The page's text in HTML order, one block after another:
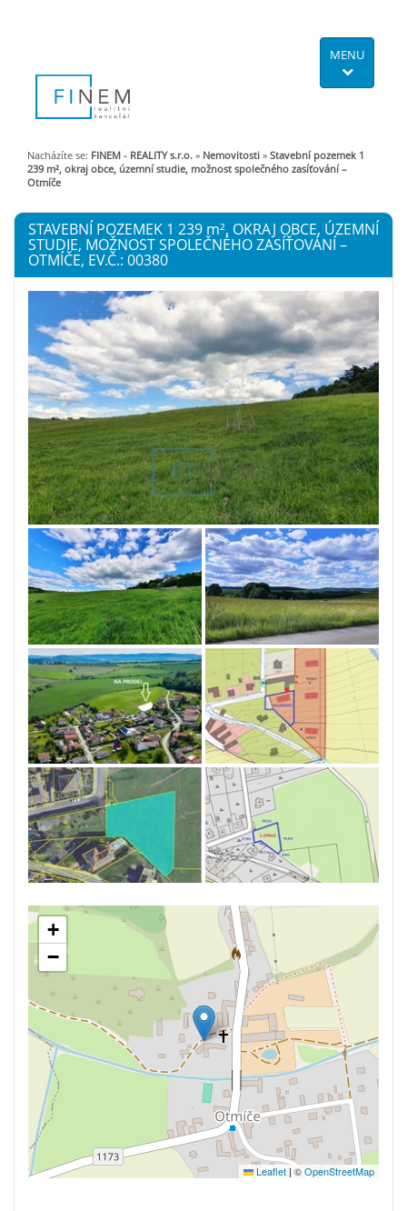
MENU
Nacházíte se: FINEM - REALITY s.r.o. » Nemovitosti » Stavební pozemek 1
239 m², okraj obce, územní studie, možnost společného zasíťování –
Otmíče
STAVEBNÍ POZEMEK 1 239 m², OKRAJ OBCE, ÚZEMNÍ
STUDIE, MOŽNOST SPOLEČNÉHO ZASÍŤOVÁNÍ –
OTMÍČE, EV.Č.: 00380
+
−
Leaflet | ©OpenStreetMap